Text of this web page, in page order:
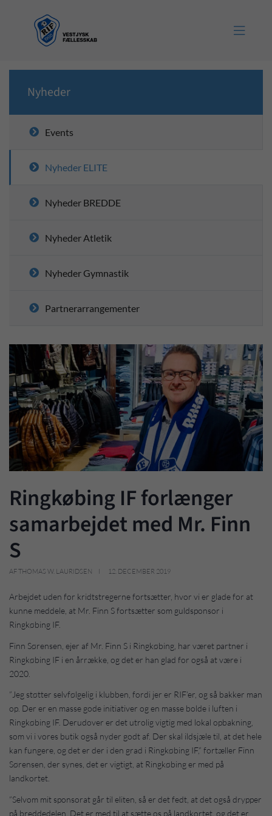

Nyheder
Events
Nyheder ELITE
Nyheder BREDDE
Nyheder Atletik
Nyheder Gymnastik
Partnerarrangementer
Ringkøbing IF forlænger
samarbejdet med Mr. Finn
S
AF THOMAS W. LAURIDSEN 12. DECEMBER 2019
Arbejdet uden for kridtstregerne fortsætter, hvor vi er glade for at
kunne meddele, at Mr. Finn S fortsætter som guldsponsor i
Ringkøbing IF.
Finn Sørensen, ejer af Mr. Finn S i Ringkøbing, har været partner i
Ringkøbing IF i en årrække, og det er han glad for også at være i
2020.
”Jeg støtter selvfølgelig i klubben, fordi jer er RIF’er, og så bakker man
op. Der er en masse gode initiativer og en masse bolde i luften i
Ringkøbing IF. Derudover er det utrolig vigtig med lokal opbakning,
som vi i vores butik også nyder godt af. Der skal ildsjæle til, at det hele
kan fungere, og det er der i den grad i Ringkøbing IF,” fortæller Finn
Sørensen, der synes, det er vigtigt, at Ringkøbing er med på
landkortet.
”Selvom mit sponsorat går til eliten, så er det fedt, at det også drypper
på breddedelen. Det er med til at sætte os på landkortet, og det er